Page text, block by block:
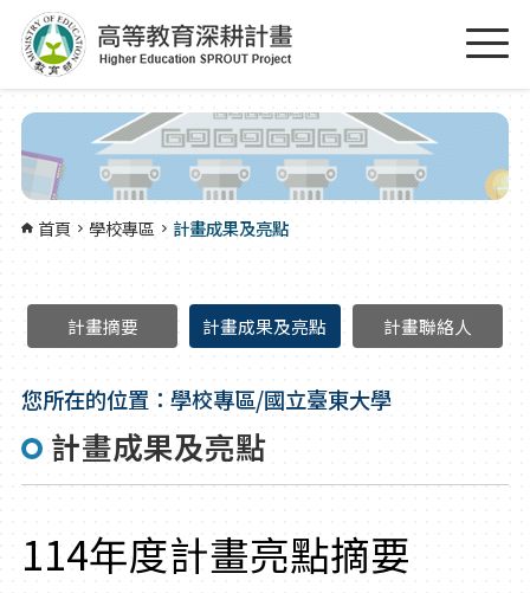
跳到主要內容區塊
首頁 學校專區 計畫成果及亮點
計畫摘要 計畫成果及亮點 計畫聯絡人
您所在的位置：學校專區/國立臺東大學
計畫成果及亮點
114年度計畫亮點摘要